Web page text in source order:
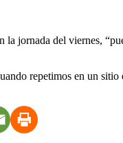
jornada del viernes,
repetimos en un